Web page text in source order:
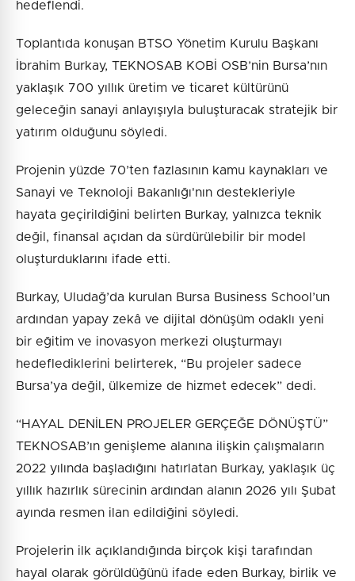
hedeflendi.
Toplantıda konuşan BTSO Yönetim Kurulu Başkanı
İbrahim Burkay, TEKNOSAB KOBİ OSB’nin Bursa’nın
yaklaşık 700 yıllık üretim ve ticaret kültürünü
geleceğin sanayi anlayışıyla buluşturacak stratejik bir
yatırım olduğunu söyledi.
Projenin yüzde 70’ten fazlasının kamu kaynakları ve
Sanayi ve Teknoloji Bakanlığı'nın destekleriyle
hayata geçirildiğini belirten Burkay, yalnızca teknik
değil, finansal açıdan da sürdürülebilir bir model
oluşturduklarını ifade etti.
Burkay, Uludağ’da kurulan Bursa Business School’un
ardından yapay zekâ ve dijital dönüşüm odaklı yeni
bir eğitim ve inovasyon merkezi oluşturmayı
hedeflediklerini belirterek, “Bu projeler sadece
Bursa’ya değil, ülkemize de hizmet edecek” dedi.
“HAYAL DENİLEN PROJELER GERÇEĞE DÖNÜŞTÜ”
TEKNOSAB’ın genişleme alanına ilişkin çalışmaların
2022 yılında başladığını hatırlatan Burkay, yaklaşık üç
yıllık hazırlık sürecinin ardından alanın 2026 yılı Şubat
ayında resmen ilan edildiğini söyledi.
Projelerin ilk açıklandığında birçok kişi tarafından
hayal olarak görüldüğünü ifade eden Burkay, birlik ve